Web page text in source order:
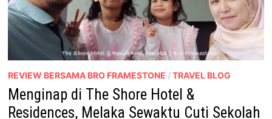
REVIEW BERSAMA BRO FRAMESTONE /TRAVEL BLOG
Menginap di The Shore Hotel &
Residences, Melaka Sewaktu Cuti Sekolah